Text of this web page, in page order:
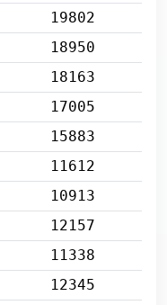
19802
18950
18163
17005
15883
11612
10913
12157
11338
12345